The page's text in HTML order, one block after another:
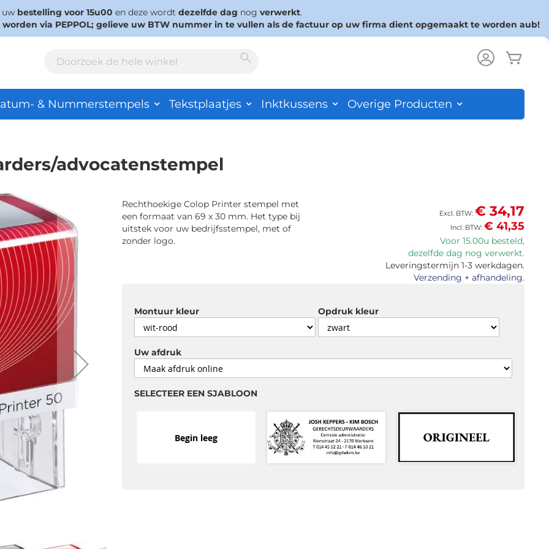
uw bestelling voor 15u00 en deze wordt dezelfde dag nog verwerkt.
via PEPPOL; gelieve uw BTW nummer in te vullen als de factuur op uw firma dient opgemaakt te worden aub!
& Nummerstempels Tekstplaatjes Inktkussens Overige Producten
advocatenstempel
€ 41,35
€ 34,17
Voor 15.00u besteld,
dezelfde dag nog verwerkt.
Leveringstermijn 1-3 werkdagen.
Verzending + afhandeling.
Rechthoekige Colop Printer stempel met
een formaat van 69 x 30 mm. Het type bij
uitstek voor uw bedrijfsstempel, met of
zonder logo.
Montuur kleur Opdruk kleur
Uw afdruk
SELECTEER EEN SJABLOON
Begin leeg